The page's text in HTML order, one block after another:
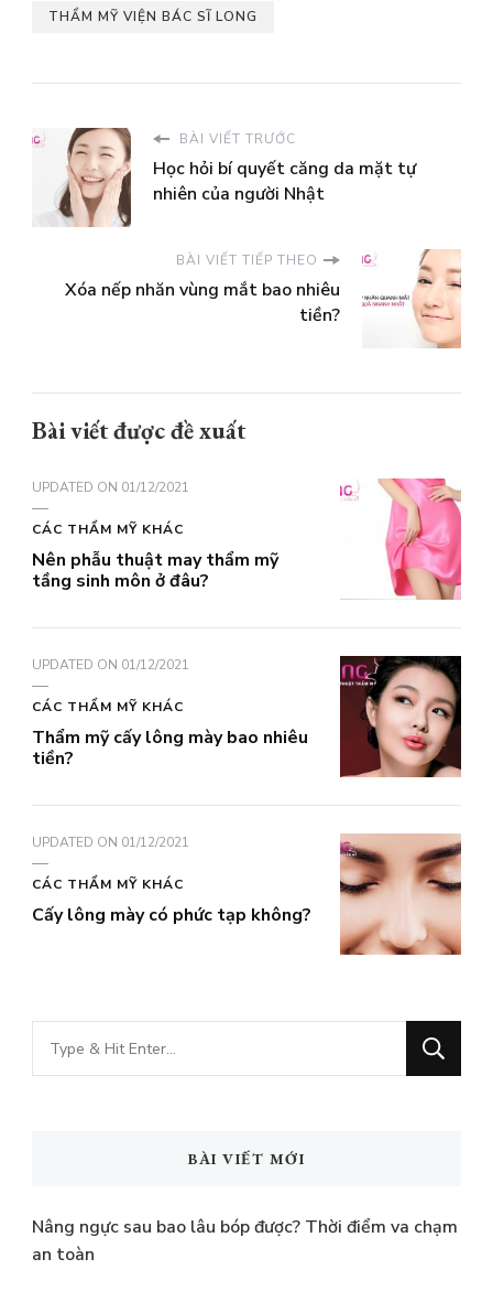
THẨM MỸ VIỆN BÁC SĨ LONG
BÀI VIẾT TRƯỚC
Học hỏi bí quyết căng da mặt tự
nhiên của người Nhật
BÀI VIẾT TIẾP THEO
Xóa nếp nhăn vùng mắt bao nhiêu
tiền?
Bài viết được đề xuất
UPDATED ON 01/12/2021
CÁC THẨM MỸ KHÁC
Nên phẫu thuật may thẩm mỹ
tầng sinh môn ở đâu?
UPDATED ON 01/12/2021
CÁC THẨM MỸ KHÁC
Thẩm mỹ cấy lông mày bao nhiêu
tiền?
UPDATED ON 01/12/2021
CÁC THẨM MỸ KHÁC
Cấy lông mày có phức tạp không?
Bạn
muốn
BÀI VIẾT MỚI
Nâng ngực sau bao lâu bóp được? Thời điểm va chạm
an toàn